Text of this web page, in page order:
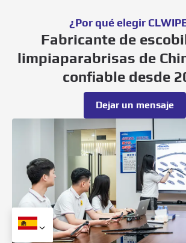
¿Por qué elegir
Fabricante de
limpiaparabrisas de
confiable desde
Dejar un mensaje